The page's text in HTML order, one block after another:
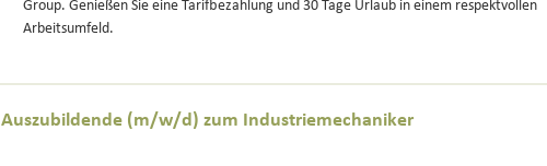
Group. Genießen Sie eine Tarifbezahlung und 30 Tage Urlaub in einem respektvollen
Arbeitsumfeld.
Auszubildende (m/w/d) zum Industriemechaniker